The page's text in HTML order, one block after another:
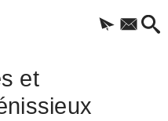
et